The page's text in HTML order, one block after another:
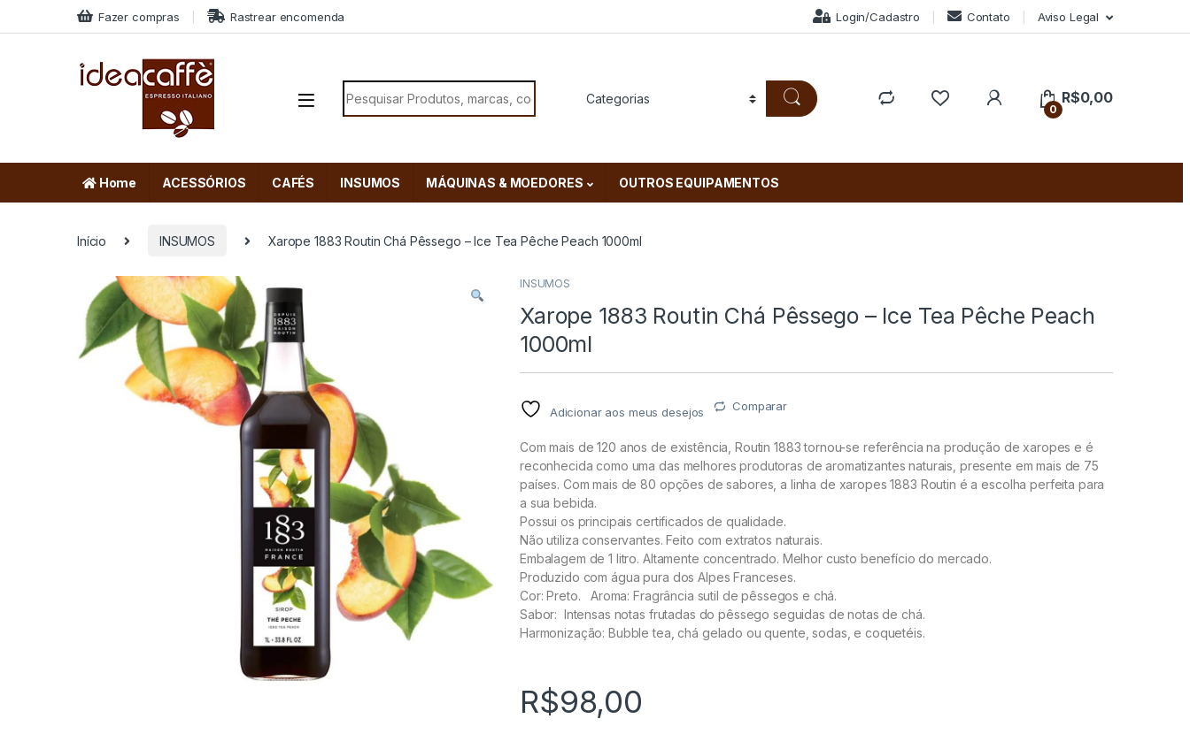
Skip to navigation
Skip to content Fazer compras Rastrear encomenda Login/Cadastro Contato Aviso Legal
Search for:
0
R$0,00
Home ACESSÓRIOS CAFÉS INSUMOS MÁQUINAS & MOEDORES OUTROS EQUIPAMENTOS
Início INSUMOS Xarope 1883 Routin Chá Pêssego – Ice Tea Pêche Peach 1000ml
INSUMOS
Xarope 1883 Routin Chá Pêssego – Ice Tea Pêche Peach
1000ml
Adicionar aos meus desejos Comparar
Com mais de 120 anos de existência, Routin 1883 tornou-se referência na produção de xaropes e é
reconhecida como uma das melhores produtoras de aromatizantes naturais, presente em mais de 75
países. Com mais de 80 opções de sabores, a linha de xaropes 1883 Routin é a escolha perfeita para
a sua bebida.
Possui os principais certificados de qualidade.
Não utiliza conservantes. Feito com extratos naturais.
Embalagem de 1 litro. Altamente concentrado. Melhor custo benefício do mercado.
Produzido com água pura dos Alpes Franceses.
Cor: Preto. Aroma: Fragrância sutil de pêssegos e chá.
Sabor: Intensas notas frutadas do pêssego seguidas de notas de chá.
Harmonização: Bubble tea, chá gelado ou quente, sodas, e coquetéis.
R$98,00